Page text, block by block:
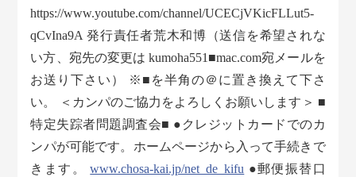
https://www.youtube.com/channel/UCECjVKicFLLut5-
qCvIna9A 発行責任者荒木和博（送信を希望されな
い方、宛先の変更は kumoha551■mac.com宛メールを
お送り下さい） ※■を半角の＠に置き換えて下さ
い。 ＜カンパのご協力をよろしくお願いします＞ ■
特定失踪者問題調査会■ ●クレジットカードでのカ
ンパが可能です。ホームページから入って手続きで
きます。www.chosa-kai.jp/net_de_kifu ●郵便振替口